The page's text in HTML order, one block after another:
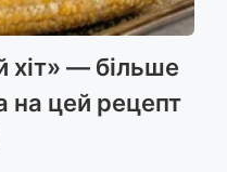
хіт» — більше
на цей рецепт